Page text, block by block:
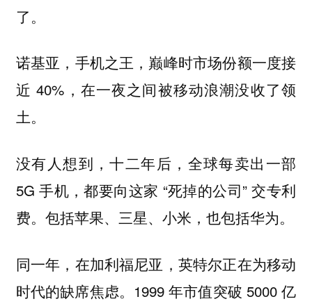
了。
诺基亚，手机之王，巅峰时市场份额一度接
近 40%，在一夜之间被移动浪潮没收了领
土。
没有人想到，十二年后，全球每卖出一部
5G 手机，都要向这家 “死掉的公司” 交专利
费。包括苹果、三星、小米，也包括华为。
同一年，在加利福尼亚，英特尔正在为移动
时代的缺席焦虑。1999 年市值突破 5000 亿